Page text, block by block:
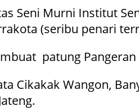
Seni Murni Institut
(seribu penari
patung
Cikakak Wangon,